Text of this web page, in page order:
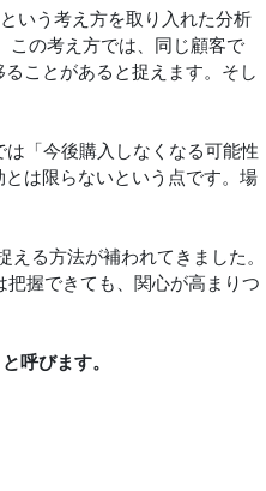
いう考え方を取り入れた分析
この考え方では、同じ顧客で
ことがあると捉えます。そし
「今後購入しなくなる可能性
は限らないという点です。場
る方法が補われてきました。
握できても、関心が高まりつ
呼びます。